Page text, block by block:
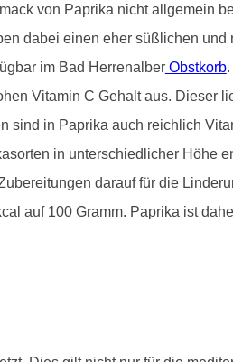
von Paprika nicht allgemein
dabei einen eher süßlichen und
im Bad HerrenalberObstkorb.
Vitamin C Gehalt aus. Dieser
sind in Paprika auch reichlich
in unterschiedlicher Höhe
darauf für die
auf 100 Gramm. Paprika ist